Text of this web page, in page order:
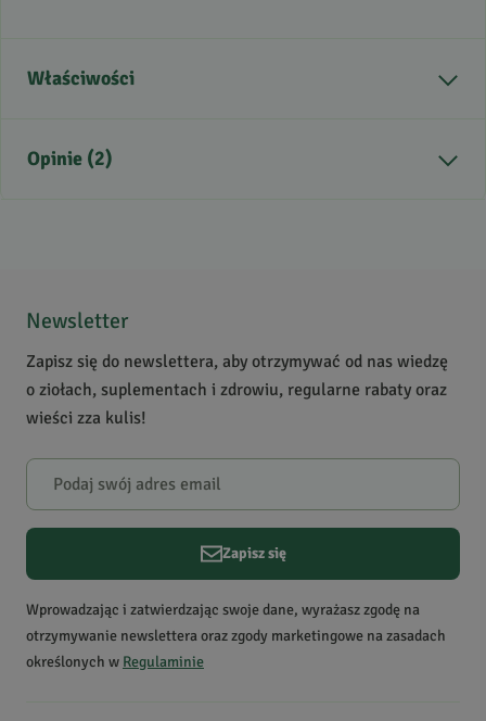
Właściwości
Zastosowanie
Opinie (2)
4
2
0
1
0
W naszej witrynie opinie mogą dodawać tylko osoby, które
5
Data dodania:16.11.2025
Newsletter
Zapisz się do newslettera, aby otrzymywać od nas wiedzę
o ziołach, suplementach i zdrowiu, regularne rabaty oraz
wieści zza kulis!
Zapisz się
Wprowadzając i zatwierdzając swoje dane, wyrażasz zgodę na
otrzymywanie newslettera oraz zgody marketingowe na zasadach
określonych w Regulaminie